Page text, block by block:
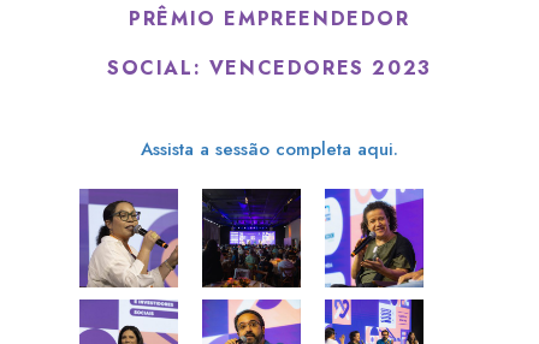
PRÊMIO EMPREENDEDOR
SOCIAL: VENCEDORES 2023
Assista a sessão completa aqui.